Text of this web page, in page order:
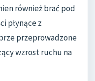
również brać pod
płynące z
przeprowadzone
wzrost ruchu na